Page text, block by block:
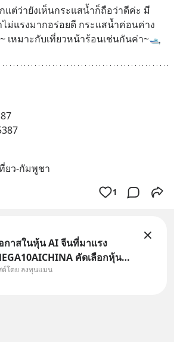
แต่ว่ายังเห็นกระแสนํ้าก็ถือว่าดีค่ะ มี
ม่แรงมากอร่อยดี กระแสนํ้าค่อนค่าง
เหมาะกับเที่ยวหน้าร้อนเช่นกันค่า~🛥️
ยว-กัมพูชา
1
กาสในหุ้น AI จีนที่มาแรง
คัดเลือกหุ้น
ม่ 9 ตัว เข้ากองทุน.. ครอบคลุม
ต์โดย ลงทุนแมน